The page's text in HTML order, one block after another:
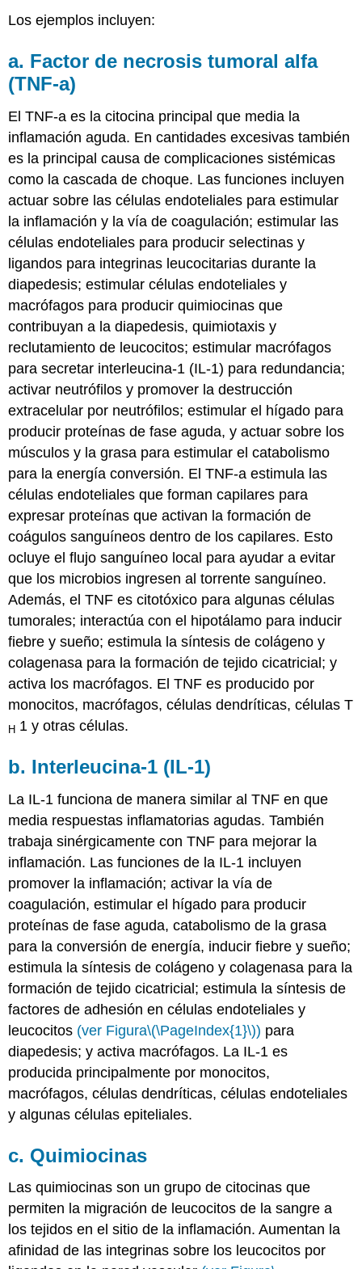
Los ejemplos incluyen:
a. Factor de necrosis tumoral alfa
(TNF-a)
ElTNF-a es la citocina principal que media la
inflamación aguda. En cantidades excesivas también
es la principal causa de complicaciones sistémicas
como la cascada de choque. Las funciones incluyen
actuar sobre las células endoteliales para estimular
la inflamación y la vía de coagulación; estimular las
células endoteliales para producir selectinas y
ligandos para integrinas leucocitarias durante la
diapedesis; estimular células endoteliales y
macrófagos para producir quimiocinas que
contribuyan a la diapedesis, quimiotaxis y
reclutamiento de leucocitos; estimular macrófagos
para secretar interleucina-1 (IL-1) para redundancia;
activar neutrófilos y promover la destrucción
extracelular por neutrófilos; estimular el hígado para
producir proteínas de fase aguda, y actuar sobre los
músculos y la grasa para estimular el catabolismo
para la energía conversión. El TNF-a estimula las
células endoteliales que forman capilares para
expresar proteínas que activan la formación de
coágulos sanguíneos dentro de los capilares. Esto
ocluye el flujo sanguíneo local para ayudar a evitar
que los microbios ingresen al torrente sanguíneo.
Además, el TNF es citotóxico para algunas células
tumorales; interactúa con el hipotálamo para inducir
fiebre y sueño; estimula la síntesis de colágeno y
colagenasa para la formación de tejido cicatricial; y
activa los macrófagos. El TNF es producido por
monocitos, macrófagos, células dendríticas, células T
H 1 y otras células.
b. Interleucina-1 (IL-1)
La IL-1 funciona de manera similar al TNF en que
media respuestas inflamatorias agudas. También
trabaja sinérgicamente con TNF para mejorar la
inflamación. Las funciones de la IL-1 incluyen
promover la inflamación; activar la vía de
coagulación, estimular el hígado para producir
proteínas de fase aguda, catabolismo de la grasa
para la conversión de energía, inducir fiebre y sueño;
estimula la síntesis de colágeno y colagenasa para la
formación de tejido cicatricial; estimula la síntesis de
factores de adhesión en células endoteliales y
leucocitos (ver Figura\(\PageIndex{1}\)) para
diapedesis; y activa macrófagos. La IL-1 es
producida principalmente por monocitos,
macrófagos, células dendríticas, células endoteliales
y algunas células epiteliales.
c. Quimiocinas
Lasquimiocinas son un grupo de citocinas que
permiten la migración de leucocitos de la sangre a
los tejidos en el sitio de la inflamación. Aumentan la
afinidad de las integrinas sobre los leucocitos por